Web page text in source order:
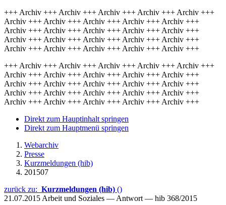
+++ Archiv +++ Archiv +++ Archiv +++ Archiv +++ Archiv +++
Archiv +++ Archiv +++ Archiv +++ Archiv +++ Archiv +++
Archiv +++ Archiv +++ Archiv +++ Archiv +++ Archiv +++
Archiv +++ Archiv +++ Archiv +++ Archiv +++ Archiv +++
Archiv +++ Archiv +++ Archiv +++ Archiv +++ Archiv +++
+++ Archiv +++ Archiv +++ Archiv +++ Archiv +++ Archiv +++
Archiv +++ Archiv +++ Archiv +++ Archiv +++ Archiv +++
Archiv +++ Archiv +++ Archiv +++ Archiv +++ Archiv +++
Archiv +++ Archiv +++ Archiv +++ Archiv +++ Archiv +++
Archiv +++ Archiv +++ Archiv +++ Archiv +++ Archiv +++
Direkt zum Hauptinhalt springen
Direkt zum Hauptmenü springen
Webarchiv
Presse
Kurzmeldungen (hib)
201507
zurück zu: Kurzmeldungen (hib) ()
21.07.2015 Arbeit und Soziales — Antwort — hib 368/2015